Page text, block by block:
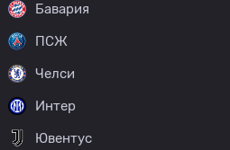
Бавария
ПСЖ
Челси
Интер
Ювентус